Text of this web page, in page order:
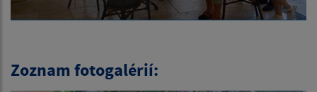
Zoznam fotogalérií: